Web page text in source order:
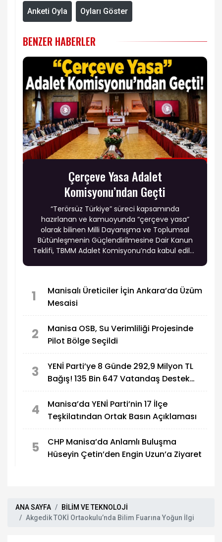
Anketi Oyla Oyları Göster
BENZER HABERLER
Çerçeve Yasa Adalet
Komisyonu’ndan Geçti
“Terörsüz Türkiye” süreci kapsamında
hazırlanan ve kamuoyunda “çerçeve yasa”
olarak bilinen Milli Dayanışma ve Toplumsal
Bütünleşmenin Güçlendirilmesine Dair Kanun
Teklifi, TBMM Adalet Komisyonu’nda kabul edildi.
1
Manisalı Üreticiler İçin Ankara’da Üzüm
Mesaisi
2
Manisa OSB, Su Verimliliği Projesinde
Pilot Bölge Seçildi
3
YENİ Parti’ye 8 Günde 292,9 Milyon TL
Bağış! 135 Bin 647 Vatandaş Destek
4
Manisa’da YENİ Parti’nin 17 İlçe
Teşkilatından Ortak Basın Açıklaması
5
CHP Manisa’da Anlamlı Buluşma
Hüseyin Çetin’den Engin Uzun’a Ziyaret
ANA SAYFA
BİLİM VE TEKNOLOJİ
Akgedik TOKİ Ortaokulu’nda Bilim Fuarına Yoğun İlgi